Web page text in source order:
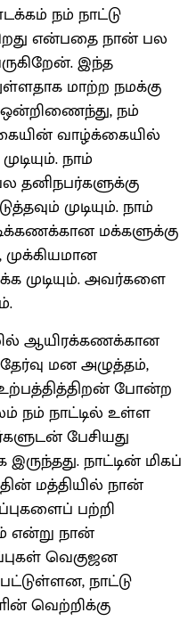
நம் நாட்டு
என்பதை நான் பல
இந்த
மாற்ற நமக்கு
ஒன்றிணைந்து, நம்
வாழ்க்கையில்
நாம்
முடியும். நாம்
மக்களுக்கு
முக்கியமான
முடியும். அவர்களை
ஆயிரக்கணக்கான
மன அழுத்தம்,
போன்ற
நம் நாட்டில் உள்ள
பேசியது
இருந்தது. நாட்டின் மிகப்
மத்தியில் நான்
பற்றி
என்று நான்
வெகுஜன
நாட்டு
வெற்றிக்கு